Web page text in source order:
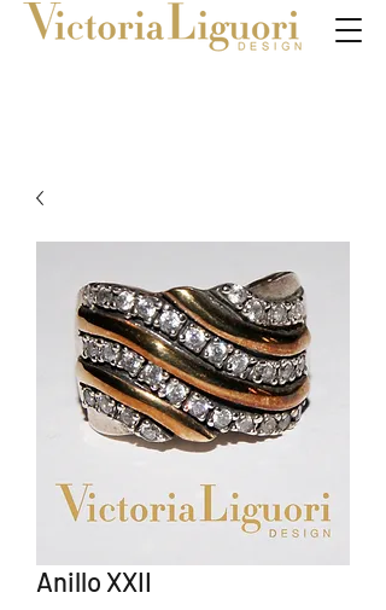
Anillo XXII